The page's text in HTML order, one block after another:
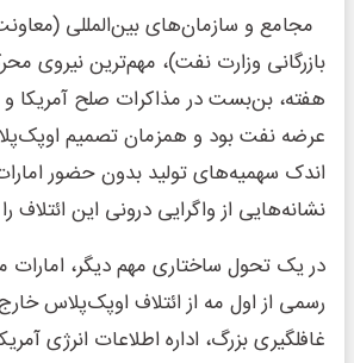
مجامع و سازمان‌های بین‌المللی
بازرگانی وزارت نفت)، مهم‌ترین نیروی
هفته، بن‌بست در مذاکرات صلح آمریکا و
عرضه نفت بود و همزمان تصمیم
اندک سهمیه‌های تولید بدون حضور
نشانه‌هایی از واگرایی درونی این ائتلاف
در یک تحول ساختاری مهم دیگر، امارات
رسمی از اول مه از ائتلاف اوپک‌پلاس
غافلگیری بزرگ، اداره اطلاعات انرژی